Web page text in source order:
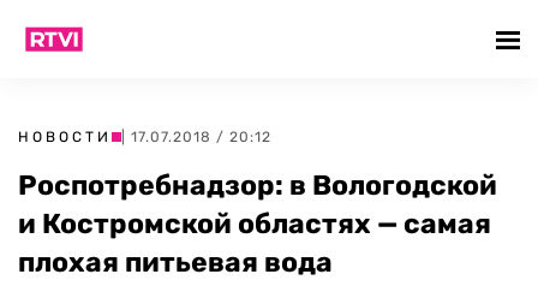
НОВОСТИ | 17.07.2018 / 20:12
Роспотребнадзор: в Вологодской
и Костромской областях — самая
плохая питьевая вода